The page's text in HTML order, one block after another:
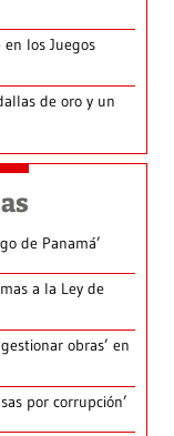
los Juegos
de oro y un
de Panamá’
a la Ley de
obras’ en
por corrupción’